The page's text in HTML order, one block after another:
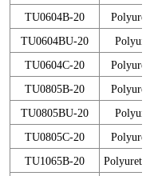
TU0604B-20
TU0604BU-20
TU0604C-20
TU0805B-20
TU0805BU-20
TU0805C-20
TU1065B-20